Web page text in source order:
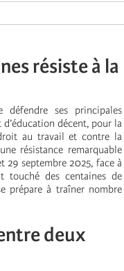
résiste à la
défendre ses principales
décent, pour la
au travail et contre la
résistance remarquable
29 septembre 2025, face à
touché des centaines de
prépare à traîner nombre
deux